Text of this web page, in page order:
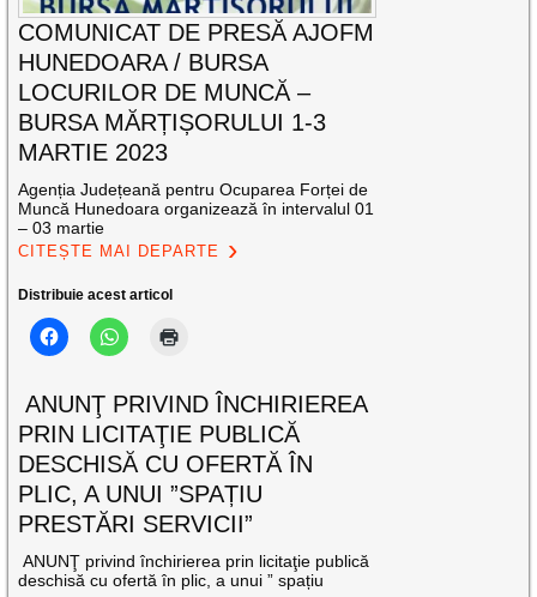
COMUNICAT DE PRESĂ AJOFM
HUNEDOARA / BURSA
LOCURILOR DE MUNCĂ –
BURSA MĂRȚIȘORULUI 1-3
MARTIE 2023
Agenția Județeană pentru Ocuparea Forței de
Muncă Hunedoara organizează în intervalul 01
– 03 martie
CITEȘTE MAI DEPARTE
Distribuie acest articol
ANUNŢ PRIVIND ÎNCHIRIEREA
PRIN LICITAŢIE PUBLICĂ
DESCHISĂ CU OFERTĂ ÎN
PLIC, A UNUI ”SPAȚIU
PRESTĂRI SERVICII”
ANUNŢ privind închirierea prin licitaţie publică
deschisă cu ofertă în plic, a unui ” spațiu